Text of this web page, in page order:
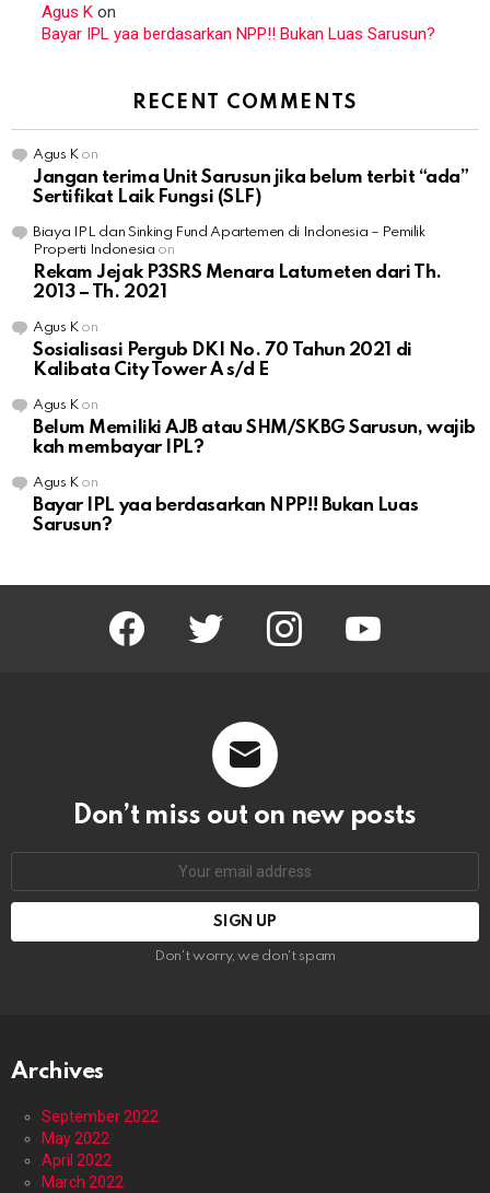
Agus K on
Bayar IPL yaa berdasarkan NPP!! Bukan Luas Sarusun?
RECENT COMMENTS
Agus Kon
Jangan terima Unit Sarusun jika belum terbit “ada”
Sertifikat Laik Fungsi (SLF)
Biaya IPL dan Sinking Fund Apartemen di Indonesia – Pemilik
Properti Indonesia on
Rekam Jejak P3SRS Menara Latumeten dari Th.
2013 – Th. 2021
Agus Kon
Sosialisasi Pergub DKI No. 70 Tahun 2021 di
Kalibata City Tower A s/d E
Agus Kon
Belum Memiliki AJB atau SHM/SKBG Sarusun, wajib
kah membayar IPL?
Agus Kon
Bayar IPL yaa berdasarkan NPP!! Bukan Luas
Sarusun?
facebook twitter instagram youtube
Don’t miss out on new posts
Don't worry, we don't spam
Archives
September 2022
May 2022
April 2022
March 2022